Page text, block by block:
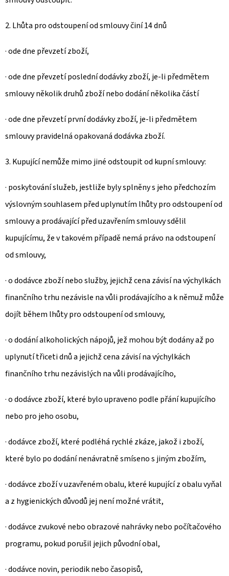
2. Lhůta pro odstoupení od smlouvy činí 14 dnů
· ode dne převzetí zboží,
· ode dne převzetí poslední dodávky zboží, je-li předmětem
smlouvy několik druhů zboží nebo dodání několika částí
· ode dne převzetí první dodávky zboží, je-li předmětem
smlouvy pravidelná opakovaná dodávka zboží.
3. Kupující nemůže mimo jiné odstoupit od kupní smlouvy:
· poskytování služeb, jestliže byly splněny s jeho předchozím
výslovným souhlasem před uplynutím lhůty pro odstoupení od
smlouvy a prodávající před uzavřením smlouvy sdělil
kupujícímu, že v takovém případě nemá právo na odstoupení
od smlouvy,
· o dodávce zboží nebo služby, jejichž cena závisí na výchylkách
finančního trhu nezávisle na vůli prodávajícího a k němuž může
dojít během lhůty pro odstoupení od smlouvy,
· o dodání alkoholických nápojů, jež mohou být dodány až po
uplynutí třiceti dnů a jejichž cena závisí na výchylkách
finančního trhu nezávislých na vůli prodávajícího,
· o dodávce zboží, které bylo upraveno podle přání kupujícího
nebo pro jeho osobu,
· dodávce zboží, které podléhá rychlé zkáze, jakož i zboží,
které bylo po dodání nenávratně smíseno s jiným zbožím,
· dodávce zboží v uzavřeném obalu, které kupující z obalu vyňal
a z hygienických důvodů jej není možné vrátit,
· dodávce zvukové nebo obrazové nahrávky nebo počítačového
programu, pokud porušil jejich původní obal,
· dodávce novin, periodik nebo časopisů,